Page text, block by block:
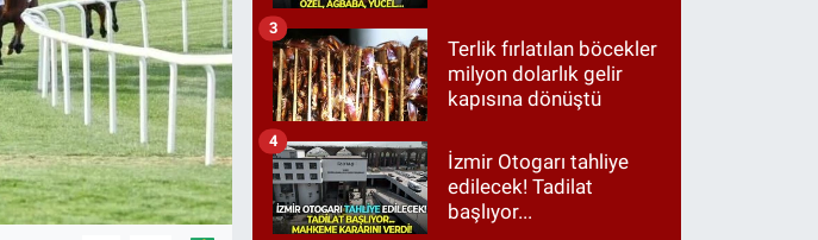
Terlik fırlatılan böcekler
milyon dolarlık gelir
kapısına dönüştü
3
İzmir Otogarı tahliye
edilecek! Tadilat
başlıyor...
4